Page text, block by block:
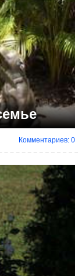
Комментариев: 0